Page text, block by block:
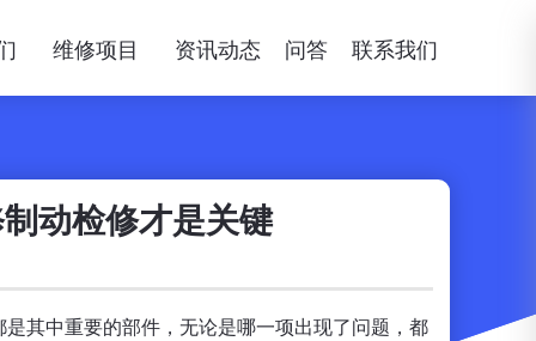
维修项目 资讯动态 问答 联系我们
动检修才是关键
其中重要的部件，无论是哪一项出现了问题，都